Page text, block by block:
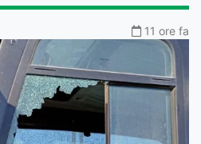
11 ore fa